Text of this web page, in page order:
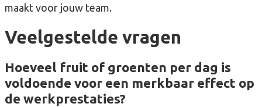
maakt voor jouw team.
Veelgestelde vragen
Hoeveel fruit of groenten per dag is
voldoende voor een merkbaar effect op
de werkprestaties?